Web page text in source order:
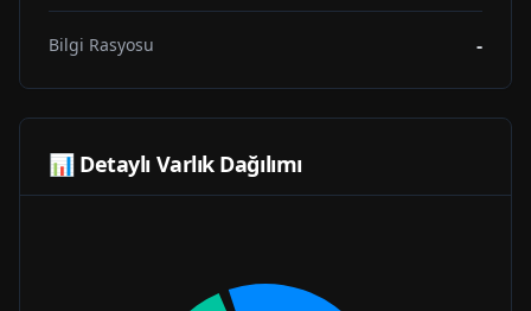
Bilgi Rasyosu -
📊 Detaylı Varlık Dağılımı